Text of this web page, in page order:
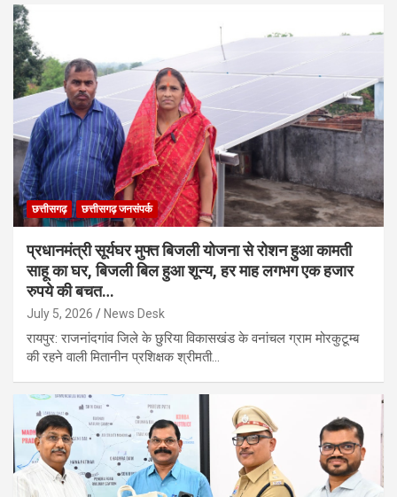
छत्तीसगढ़ छत्तीसगढ़ जनसंपर्क
प्रधानमंत्री सूर्यघर मुफ्त बिजली योजना से रोशन हुआ कामती
साहू का घर, बिजली बिल हुआ शून्य, हर माह लगभग एक हजार
रुपये की बचत…
July 5, 2026 News Desk
रायपुर: राजनांदगांव जिले के छुरिया विकासखंड के वनांचल ग्राम मोरकुटूम्ब
की रहने वाली मितानीन प्रशिक्षक श्रीमती…